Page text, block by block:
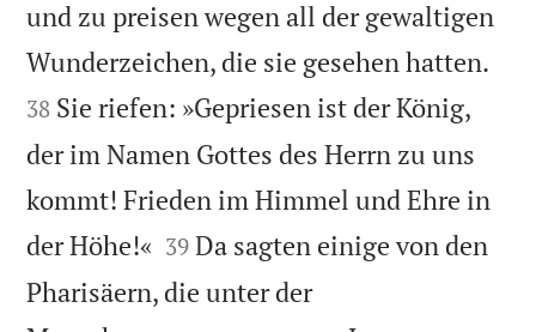
und zu preisen wegen all der gewaltigen
Wunderzeichen, die sie gesehen hatten.
38 Sie riefen: »Gepriesen ist der König,
der im Namen Gottes des Herrn zu uns
kommt! Frieden im Himmel und Ehre in
der Höhe!« 

39 Da sagten einige von den
Pharisäern, die unter der